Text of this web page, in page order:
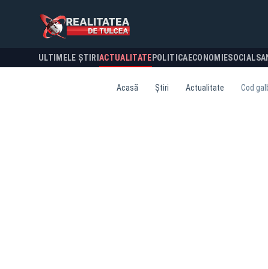
ULTIMELE ȘTIRI ACTUALITATE POLITICA ECONOMIESOCIAL
Acasă Știri Actualitate Cod